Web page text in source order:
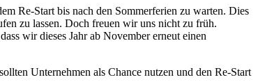
Re-Start bis nach den Sommerferien zu warten. Dies
zu lassen. Doch freuen wir uns nicht zu früh.
wir dieses Jahr ab November erneut einen
Unternehmen als Chance nutzen und den Re-Start